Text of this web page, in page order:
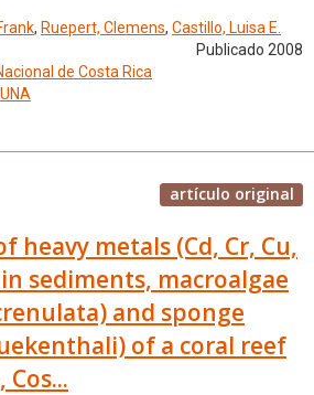
, Ruepert, Clemens, Castillo, Luisa E.
Publicado 2008
de Costa Rica
artículo original
heavy metals (Cd, Cr, Cu,
sediments, macroalgae
and sponge
of a coral reef